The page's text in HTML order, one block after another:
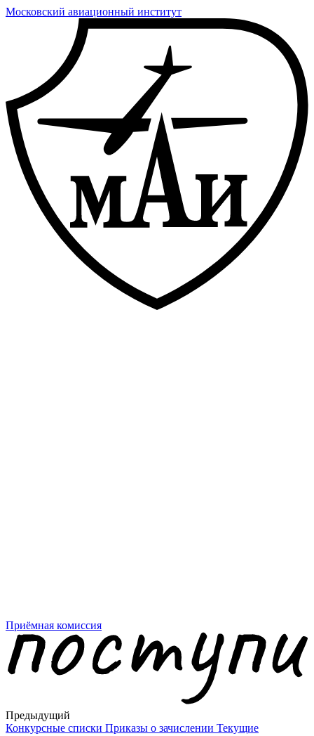
Московский авиационный институт
Приёмная комиссия
Предыдущий
Конкурсные списки Приказы о зачислении Текущие